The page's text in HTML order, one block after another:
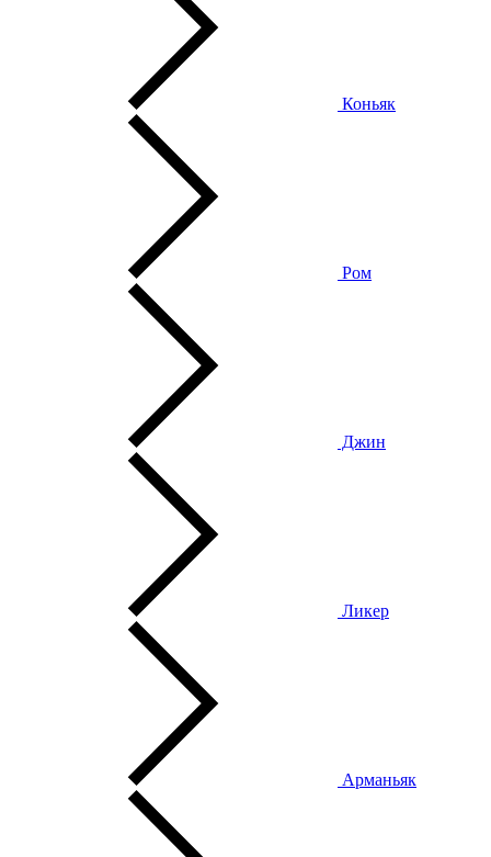
Коньяк
Ром
Джин
Ликер
Арманьяк